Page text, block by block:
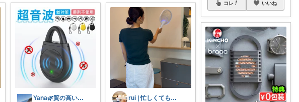
Yana🌿質の高い暮らしのROOM rui | 忙しくても整う暮らし
コレ いいね